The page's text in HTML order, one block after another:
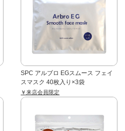
SPC アルブロ EGスムース フェイ
スマスク 40枚入り×3袋
￥来店会員限定